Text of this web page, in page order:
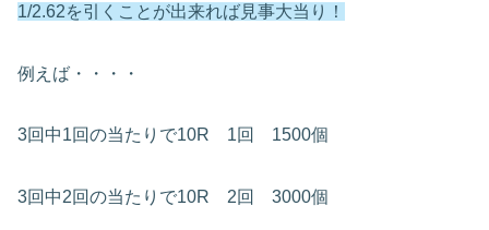
1/2.62を引くことが出来れば見事大当り！
例えば・・・・
3回中1回の当たりで10R 1回 1500個
3回中2回の当たりで10R 2回 3000個